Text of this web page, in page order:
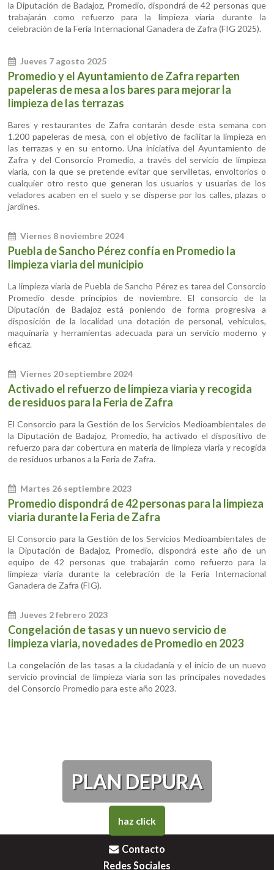
la Diputación de Badajoz, Promedio, dispondrá de 42 personas que
trabajarán como refuerzo para la limpieza viaria durante la
celebración de la Feria Internacional Ganadera de Zafra (FIG 2025).
Jueves 7 agosto 2025
Promedio y el Ayuntamiento de Zafra reparten
papeleras de mesa a los bares para mejorar la
limpieza de las terrazas
Bares y restaurantes de Zafra contarán desde esta semana con
1.200 papeleras de mesa, con el objetivo de facilitar la limpieza en
las terrazas y en su entorno. Una iniciativa del Ayuntamiento de
Zafra y del Consorcio Promedio, a través del servicio de limpieza
viaria, con la que se pretende evitar que servilletas, envoltorios o
cualquier otro resto que generan los usuarios y usuarias de los
veladores acaben en el suelo y se disperse por los calles, plazas o
jardines.
Viernes 8 noviembre 2024
Puebla de Sancho Pérez confía en Promedio la
limpieza viaria del municipio
La limpieza viaria de Puebla de Sancho Pérez es tarea del Consorcio
Promedio desde principios de noviembre. El consorcio de la
Diputación de Badajoz está poniendo de forma progresiva a
disposición de la localidad una dotación de personal, vehículos,
maquinaria y herramientas adecuada para un servicio moderno y
eficaz.
Viernes 20 septiembre 2024
Activado el refuerzo de limpieza viaria y recogida
de residuos para la Feria de Zafra
El Consorcio para la Gestión de los Servicios Medioambientales de
la Diputación de Badajoz, Promedio, ha activado el dispositivo de
refuerzo para dar cobertura en materia de limpieza viaria y recogida
de residuos urbanos a la Feria de Zafra.
Martes 26 septiembre 2023
Promedio dispondrá de 42 personas para la limpieza
viaria durante la Feria de Zafra
El Consorcio para la Gestión de los Servicios Medioambientales de
la Diputación de Badajoz, Promedio, dispondrá este año de un
equipo de 42 personas que trabajarán como refuerzo para la
limpieza viaria durante la celebración de la Feria Internacional
Ganadera de Zafra (FIG).
Jueves 2 febrero 2023
Congelación de tasas y un nuevo servicio de
limpieza viaria, novedades de Promedio en 2023
La congelación de las tasas a la ciudadanía y el inicio de un nuevo
servicio provincial de limpieza viaria son las principales novedades
del Consorcio Promedio para este año 2023.
PLAN DEPURA
haz click
Contacto
Redes Sociales